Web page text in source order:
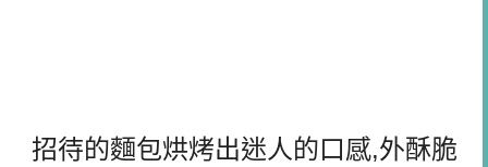
招待的麵包烘烤出迷人的口感,外酥脆